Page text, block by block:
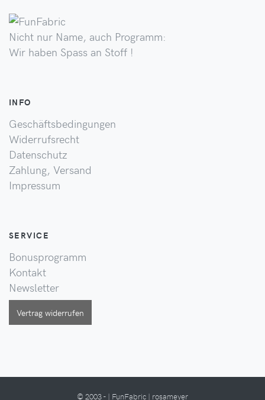
Nicht nur Name, auch Programm:
Wir haben Spass an Stoff !
INFO
Geschäftsbedingungen
Widerrufsrecht
Datenschutz
Zahlung, Versand
Impressum
SERVICE
Bonusprogramm
Kontakt
Newsletter
Vertrag widerrufen
© 2003 - | FunFabric | rosameyer